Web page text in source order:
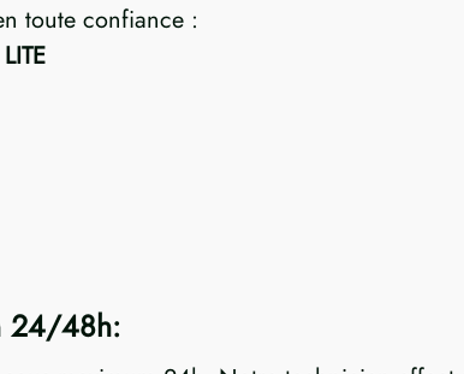
toute confiance :
24/48h: